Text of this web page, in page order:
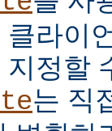
라이
정할
는 직